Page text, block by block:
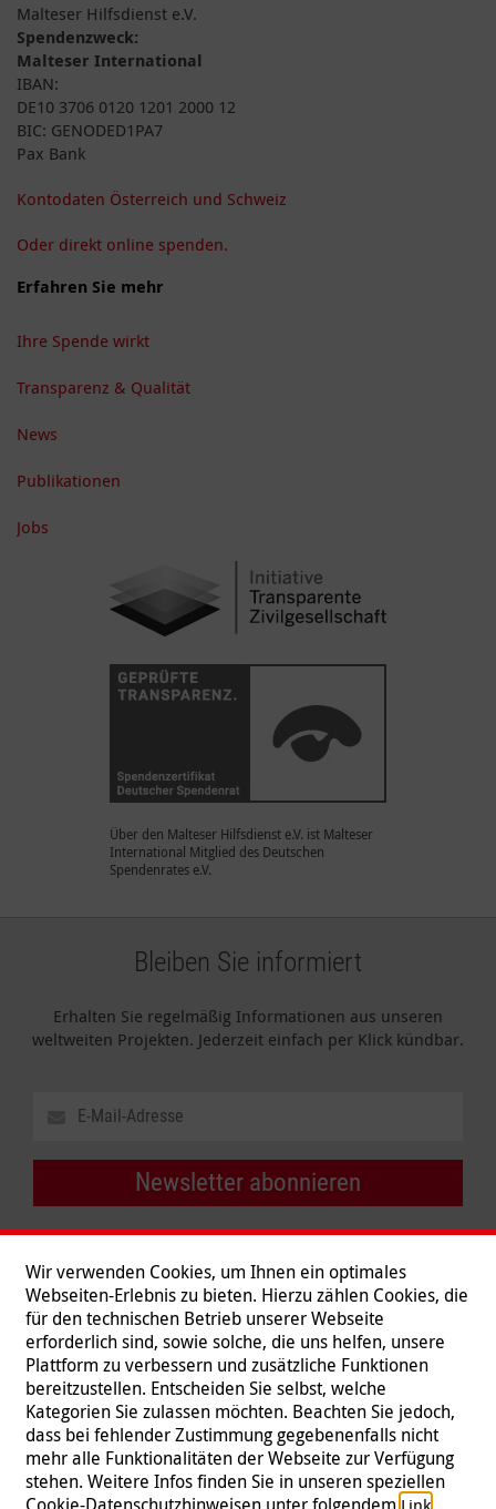
Malteser Hilfsdienst e.V.
Spendenzweck:
Malteser International
IBAN:
DE10 3706 0120 1201 2000 12
BIC: GENODED1PA7
Pax Bank
Kontodaten Österreich und Schweiz
Oder direkt online spenden.
Erfahren Sie mehr
Ihre Spende wirkt
Transparenz & Qualität
News
Publikationen
Jobs
Über den Malteser Hilfsdienst e.V. ist Malteser
International Mitglied des Deutschen
Spendenrates e.V.
Bleiben Sie informiert
Erhalten Sie regelmäßig Informationen aus unseren
weltweiten Projekten. Jederzeit einfach per Klick kündbar.
Newsletter abonnieren
Folgen Sie uns
Wir verwenden Cookies, um Ihnen ein optimales
Webseiten-Erlebnis zu bieten. Hierzu zählen Cookies, die
für den technischen Betrieb unserer Webseite
erforderlich sind, sowie solche, die uns helfen, unsere
Plattform zu verbessern und zusätzliche Funktionen
bereitzustellen. Entscheiden Sie selbst, welche
Kategorien Sie zulassen möchten. Beachten Sie jedoch,
dass bei fehlender Zustimmung gegebenenfalls nicht
mehr alle Funktionalitäten der Webseite zur Verfügung
stehen. Weitere Infos finden Sie in unseren speziellen
Cookie-Datenschutzhinweisen unter folgendem Link.